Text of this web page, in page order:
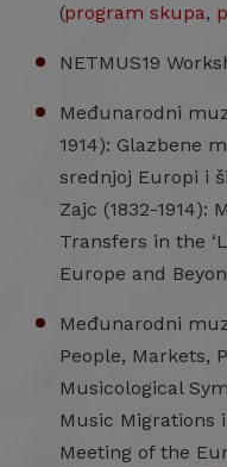
(program skupa,
NETMUS19
Međunarodni
1914): Glazbene
srednjoj Europi i
Zajc (1832-
Transfers in the
Europe and
Međunarodni
People, Markets,
Musicological
Music Migrations
Meeting of the